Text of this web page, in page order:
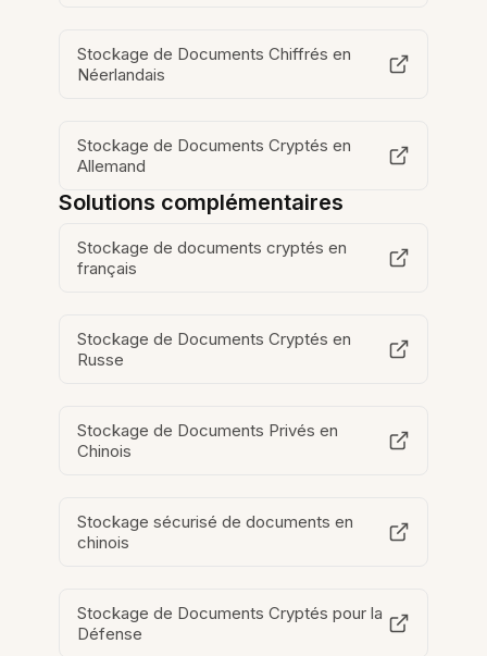
Stockage de Documents Chiffrés en
Néerlandais
Stockage de Documents Cryptés en
Allemand
Solutions complémentaires
Stockage de documents cryptés en
français
Stockage de Documents Cryptés en
Russe
Stockage de Documents Privés en
Chinois
Stockage sécurisé de documents en
chinois
Stockage de Documents Cryptés pour la
Défense